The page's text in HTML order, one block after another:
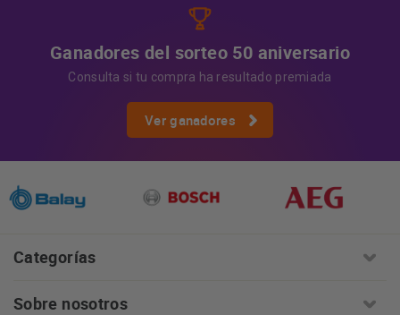
Ganadores del sorteo 50 aniversario
Consulta si tu compra ha resultado premiada
Ver ganadores
Categorías
Sobre nosotros